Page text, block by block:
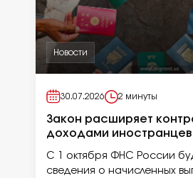
Новости
30.07.2026 2 минуты
Закон расширяет
доходами иностранцев
С 1 октября ФНС России
сведения о начисленных